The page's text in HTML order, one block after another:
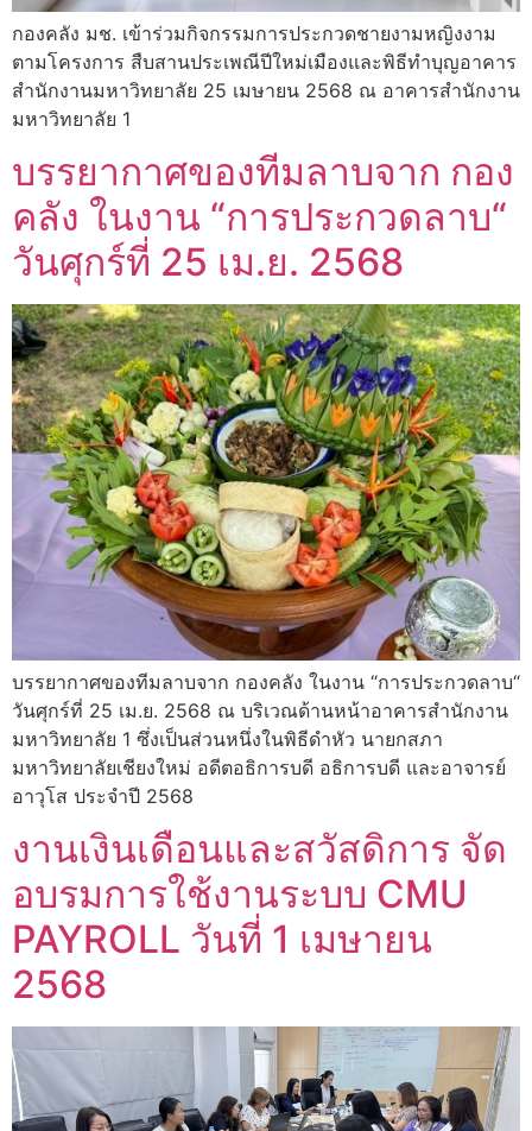
กองคลัง มช. เข้าร่วมกิจกรรมการประกวดชายงามหญิงงาม
ตามโครงการ สืบสานประเพณีปีใหม่เมืองและพิธีทำบุญอาคาร
สำนักงานมหาวิทยาลัย 25 เมษายน 2568 ณ อาคารสำนักงาน
มหาวิทยาลัย 1
บรรยากาศของทีมลาบจาก กอง
คลัง ในงาน “การประกวดลาบ“
วันศุกร์ที่ 25 เม.ย. 2568
บรรยากาศของทีมลาบจาก กองคลัง ในงาน “การประกวดลาบ“
วันศุกร์ที่ 25 เม.ย. 2568 ณ บริเวณด้านหน้าอาคารสำนักงาน
มหาวิทยาลัย 1 ซึ่งเป็นส่วนหนึ่งในพิธีดำหัว นายกสภา
มหาวิทยาลัยเชียงใหม่ อดีตอธิการบดี อธิการบดี และอาจารย์
อาวุโส ประจำปี 2568
งานเงินเดือนและสวัสดิการ จัด
อบรมการใช้งานระบบ CMU
PAYROLL วันที่ 1 เมษายน
2568